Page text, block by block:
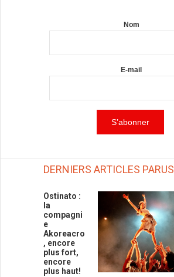
Nom
E-mail
DERNIERS ARTICLES PARUS
Ostinato :
la
compagni
e
Akoreacro
, encore
plus fort,
encore
plus haut!